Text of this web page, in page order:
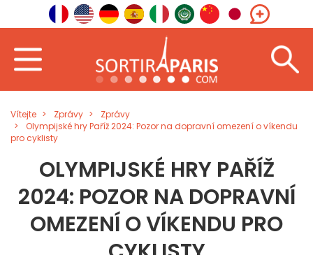
Vítejte Zprávy
Zprávy
Olympijské hry Paříž 2024: Pozor na dopravní omezení o víkendu
pro cyklisty
OLYMPIJSKÉ HRY PAŘÍŽ
2024: POZOR NA DOPRAVNÍ
OMEZENÍ O VÍKENDU PRO